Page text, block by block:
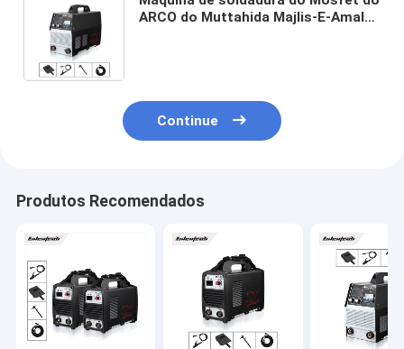
ARCO do Muttahida Majlis-E-Amal
Continue
Produtos Recomendados